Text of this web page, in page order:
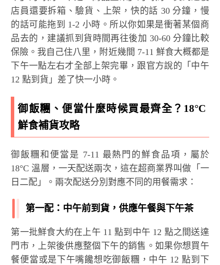
店員還要拆箱、驗貨、上架，快的話 30 分鐘，慢
的話可能拖到 1-2 小時。所以你如果是衝著某個商
品去的，建議抓到貨時間再往後加 30-60 分鐘比較
保險。我自己住八里，附近幾間 7-11 鮮食大概都是
下午一點左右才全部上架完畢，跟官方說的「中午
12 點到貨」差了快一小時。
御飯糰、便當什麼時候買最齊全？18°C
鮮食補貨攻略
御飯糰和便當是 7-11 最熱門的鮮食品項，屬於
18°C 溫層，一天配送兩次，這在超商業界叫做「一
日二配」。兩次配送分別對應不同的用餐需求：
第一配：中午前到貨，供應午餐與下午茶
第一批鮮食大約在上午 11 點到中午 12 點之間送達
門市，上架後供應整個下午的銷售。如果你想買午
餐便當或是下午嘴饞想吃御飯糰，中午 12 點到下